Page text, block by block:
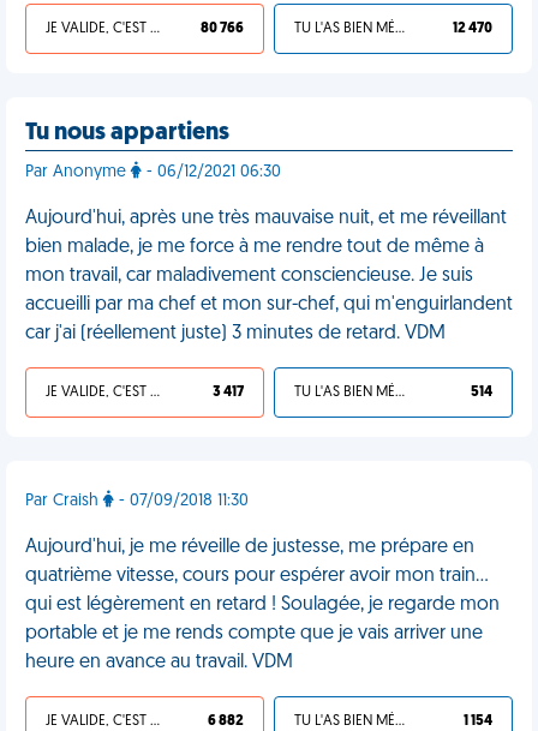
JE VALIDE, C'EST UNE VDM 80 766 TU L'AS BIEN MÉRITÉ 12 470
Tu nous appartiens
Par Anonyme - 06/12/2021 06:30
Aujourd'hui, après une très mauvaise nuit, et me réveillant
bien malade, je me force à me rendre tout de même à
mon travail, car maladivement consciencieuse. Je suis
accueilli par ma chef et mon sur-chef, qui m'enguirlandent
car j'ai (réellement juste) 3 minutes de retard. VDM
JE VALIDE, C'EST UNE VDM 3 417 TU L'AS BIEN MÉRITÉ 514
Par Craish - 07/09/2018 11:30
Aujourd'hui, je me réveille de justesse, me prépare en
quatrième vitesse, cours pour espérer avoir mon train...
qui est légèrement en retard ! Soulagée, je regarde mon
portable et je me rends compte que je vais arriver une
heure en avance au travail. VDM
JE VALIDE, C'EST UNE VDM 6 882 TU L'AS BIEN MÉRITÉ 1 154